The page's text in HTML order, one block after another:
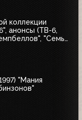
коллекции
анонсы (ТВ-6,
"Семья
"Мания